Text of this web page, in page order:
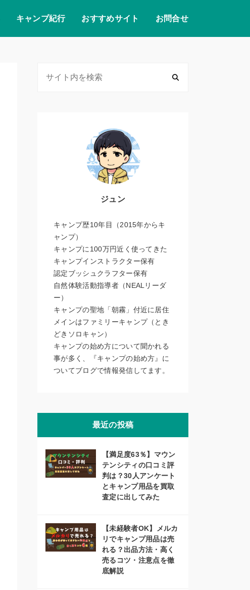
キャンプ紀行 おすすめサイト お問合せ
ジュン
キャンプ歴10年目（2015年からキ
ャンプ）
キャンプに100万円近く使ってきた
キャンプインストラクター保有
認定ブッシュクラフター保有
自然体験活動指導者（NEALリーダ
ー）
キャンプの聖地「朝霧」付近に居住
メインはファミリーキャンプ（とき
どきソロキャン）
キャンプの始め方について聞かれる
事が多く、『キャンプの始め方』に
ついてブログで情報発信してます。
最近の投稿
【満足度63％】マウン
テンシティの口コミ評
判は？30人アンケート
とキャンプ用品を買取
査定に出してみた
【未経験者OK】メルカ
リでキャンプ用品は売
れる？出品方法・高く
売るコツ・注意点を徹
底解説